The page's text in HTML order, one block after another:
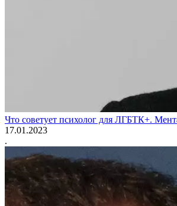
Что советует психолог для ЛГБТК+.
17.01.2023
.